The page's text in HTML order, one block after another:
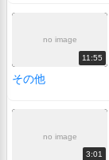
no image
11:55
その他
no image
3:01